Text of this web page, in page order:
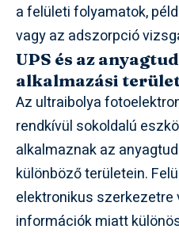
a felületi folyamatok,
vagy az adszorpció
UPS és az
alkalmazási
Az ultraibolya
rendkívül sokoldalú
alkalmaznak az
különböző területein.
elektronikus
információk miatt